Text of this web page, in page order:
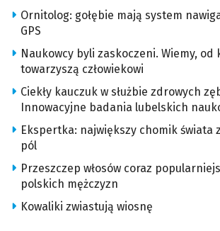
Ornitolog: gołębie mają system
GPS
Naukowcy byli zaskoczeni. Wiemy, od
towarzyszą człowiekowi
Ciekły kauczuk w służbie zdrowych
Innowacyjne badania lubelskich
Ekspertka: największy chomik świata
pól
Przeszczep włosów coraz
polskich mężczyzn
Kowaliki zwiastują wiosnę